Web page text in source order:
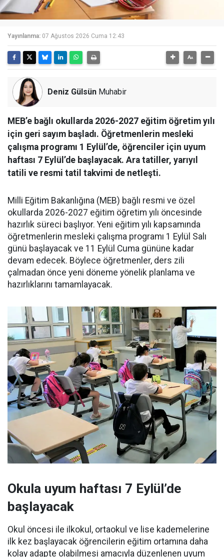
Yayınlanma: 07 Ağustos 2026 Cuma 12:43
Deniz Gülsün Muhabir
MEB’e bağlı okullarda 2026-2027 eğitim öğretim yılı
için geri sayım başladı. Öğretmenlerin mesleki
çalışma programı 1 Eylül’de, öğrenciler için uyum
haftası 7 Eylül’de başlayacak. Ara tatiller, yarıyıl
tatili ve resmi tatil takvimi de netleşti.
Milli Eğitim Bakanlığına (MEB) bağlı resmi ve özel
okullarda 2026-2027 eğitim öğretim yılı öncesinde
hazırlık süreci başlıyor. Yeni eğitim yılı kapsamında
öğretmenlerin mesleki çalışma programı 1 Eylül Salı
günü başlayacak ve 11 Eylül Cuma gününe kadar
devam edecek. Böylece öğretmenler, ders zili
çalmadan önce yeni döneme yönelik planlama ve
hazırlıklarını tamamlayacak.
Okula uyum haftası 7 Eylül’de
başlayacak
Okul öncesi ile ilkokul, ortaokul ve lise kademelerine
ilk kez başlayacak öğrencilerin eğitim ortamına daha
kolay adapte olabilmesi amacıyla düzenlenen uyum